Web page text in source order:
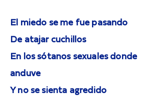
El miedo se me fue pasando
De atajar cuchillos
En los sótanos sexuales donde
anduve
Y no se sienta agredido